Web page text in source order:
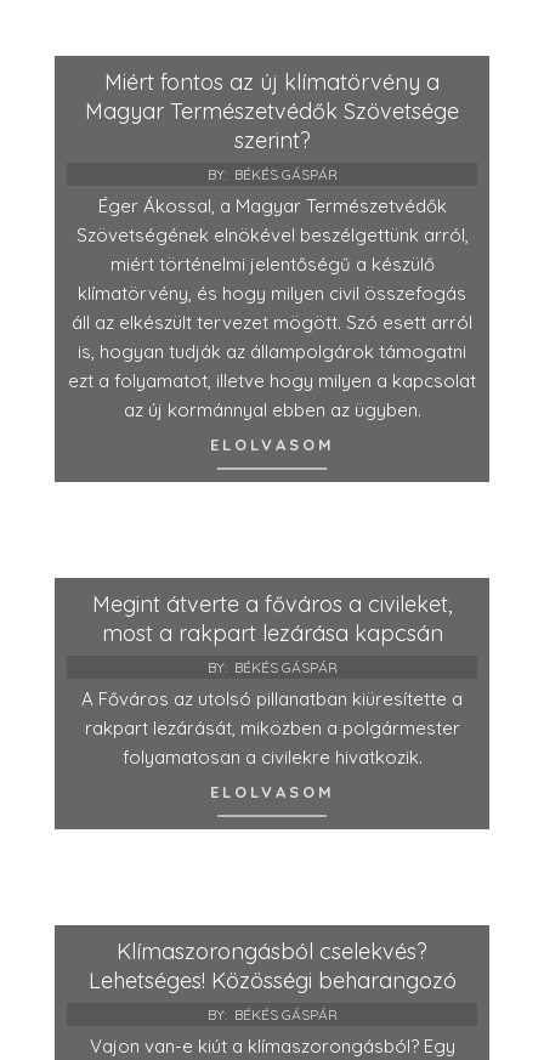
Miért fontos az új klímatörvény a
Magyar Természetvédők Szövetsége
szerint?
BY: BÉKÉS GÁSPÁR
Éger Ákossal, a Magyar Természetvédők
Szövetségének elnökével beszélgettünk arról,
miért történelmi jelentőségű a készülő
klímatörvény, és hogy milyen civil összefogás
áll az elkészült tervezet mögött. Szó esett arról
is, hogyan tudják az állampolgárok támogatni
ezt a folyamatot, illetve hogy milyen a kapcsolat
az új kormánnyal ebben az ügyben.
ELOLVASOM
Megint átverte a főváros a civileket,
most a rakpart lezárása kapcsán
BY: BÉKÉS GÁSPÁR
A Főváros az utolsó pillanatban kiüresítette a
rakpart lezárását, miközben a polgármester
folyamatosan a civilekre hivatkozik.
ELOLVASOM
Klímaszorongásból cselekvés?
Lehetséges! Közösségi beharangozó
BY: BÉKÉS GÁSPÁR
Vajon van-e kiút a klímaszorongásból? Egy